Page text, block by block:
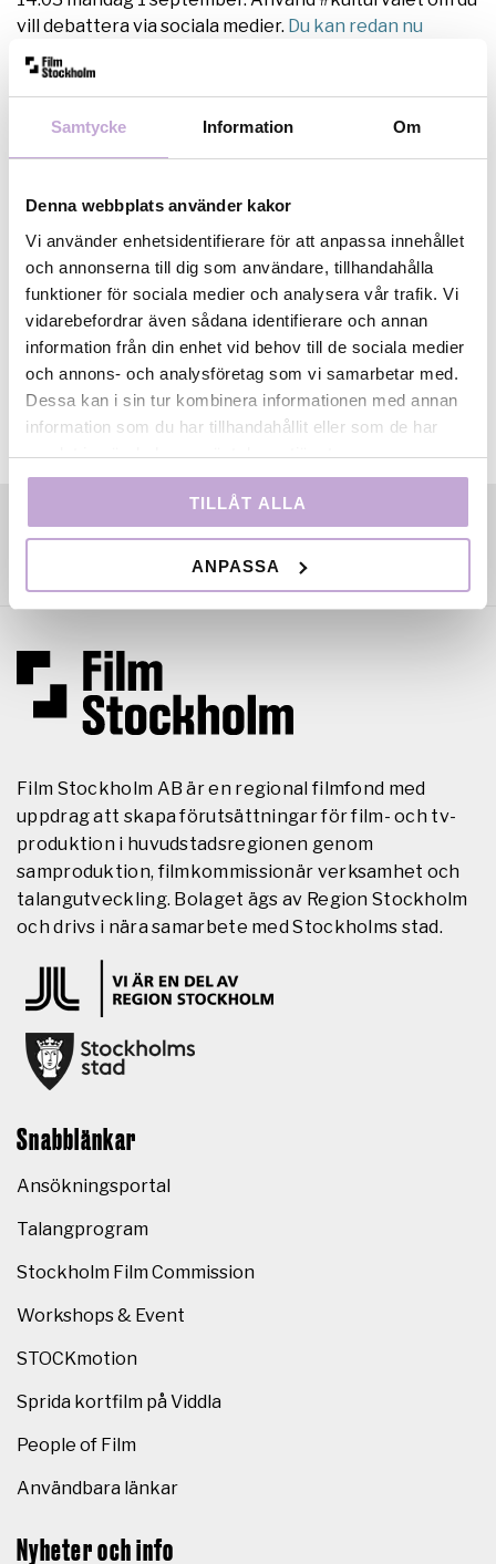
Samtycke Information Om
Denna webbplats använder kakor
Vi använder enhetsidentifierare för att anpassa innehållet
och annonserna till dig som användare, tillhandahålla
funktioner för sociala medier och analysera vår trafik. Vi
vidarebefordrar även sådana identifierare och annan
information från din enhet vid behov till de sociala medier
och annons- och analysföretag som vi samarbetar med.
Dessa kan i sin tur kombinera informationen med annan
information som du har tillhandahållit eller som de har
samlat in när du har använt deras tjänster.
TILLÅT ALLA
ANPASSA
vill debattera via sociala medier. Du kan redan nu
skicka in frågor eller tankar!
plats!
en duell mellan Kulturminister Lena Adelsohn Liljeroth
och Socialdemokaternas Gunilla C Carlsson på
Ps. Loftet är den lokal där vi hadeden välbesökta
kvällenProducent i fokusochFilmbasens 5-årsfest
Film Stockholm AB är en regional filmfond med
uppdrag att skapa förutsättningar för film- och tv-
produktion i huvudstadsregionen genom
samproduktion, filmkommissionär verksamhet och
talangutveckling. Bolaget ägs av Region Stockholm
och drivs i nära samarbete med Stockholms stad.
Snabblänkar
Ansökningsportal
Talangprogram
Stockholm Film Commission
Workshops & Event
STOCKmotion
Sprida kortfilm på Viddla
People of Film
Användbara länkar
Nyheter och info